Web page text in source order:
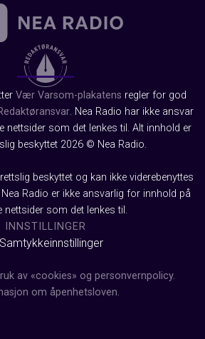
Vær Varsom-plakatens regler for god
. Nea Radio har ikke ansvar
nettsider som det lenkes til. Alt innhold er
beskyttet 2026 © Nea Radio.
beskyttet og kan ikke viderebenyttes
Radio er ikke ansvarlig for innhold på
nettsider som det lenkes til.
INNSTILLINGER
Samtykkeinnstillinger
av «cookies» og personvernpolicy.
om åpenhetsloven.